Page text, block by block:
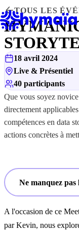
TOUS LES
18 avril 2024
Live & Présentiel
40 participants
Que vous soyez
directement
compétences en data
actions concrètes à
Ne manquez pas
A l'occasion de ce
par Kevin, nous
Panneau de gestion des